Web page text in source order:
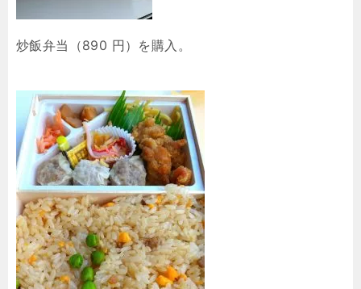
炒飯弁当（890 円）を購入。